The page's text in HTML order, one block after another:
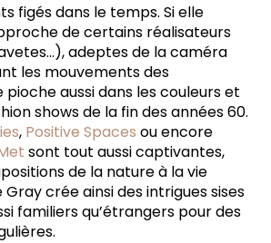
figés dans le temps. Si elle
de certains réalisateurs
adeptes de la caméra
les mouvements des
pioche aussi dans les couleurs et
shows de la fin des années 60.
, Positive Spaces ou encore
sont tout aussi captivantes,
de la nature à la vie
Gray crée ainsi des intrigues sises
familiers qu’étrangers pour des